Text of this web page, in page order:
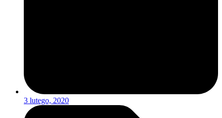
3 lutego, 2020